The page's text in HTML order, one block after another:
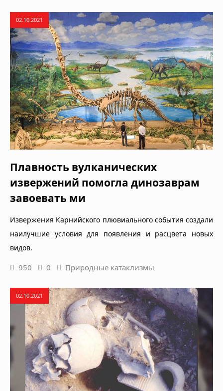
02.10.2021
Плавность вулканических
извержений помогла динозаврам
завоевать ми
Извержения Карнийского плювиального события создали
наилучшие условия для появления и расцвета новых
видов.
950 0 Природные катаклизмы
02.10.2021